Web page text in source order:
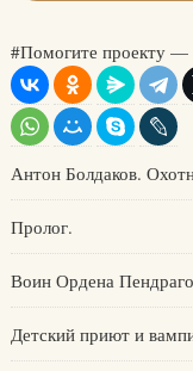
#Помогите проекту —
Антон Болдаков.
Пролог.
Воин Ордена
Детский приют и